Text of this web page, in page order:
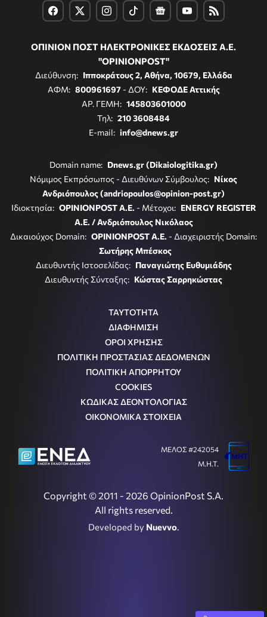
ΟΠΙΝΙΟΝ ΠΟΣΤ ΗΛΕΚΤΡΟΝΙΚΕΣ ΕΚΔΟΣΕΙΣ Α.Ε.
"OPINIONPOST"
Διεύθυνση: Ιπποκράτους 2, Αθήνα, 10679, Ελλάδα
ΑΦΜ: 800961697- ΔΟΥ: ΚΕΦΟΔΕ Αττικής
ΑΡ. ΓΕΜΗ: 145803601000
Τηλ: 210 3608484
E-mail: info@dnews.gr
Domain name: Dnews.gr (Dikaiologitika.gr)
Νόμιμος Εκπρόσωπος - Διευθύνων Σύμβουλος: Νίκος
Ανδριόπουλος (andriopoulos@opinion-post.gr)
Ιδιοκτησία: OPINIONPOST A.E. - Μέτοχοι: ENERGY REGISTER
Α.Ε. / Ανδριόπουλος Νικόλαος
Δικαιούχος Domain: OPINIONPOST A.E. - Διαχειριστής Domain:
Σωτήρης Μπέσκος
Διευθυντής Ιστοσελίδας: Παναγιώτης Ευθυμιάδης
Διευθυντής Σύνταξης: Κώστας Σαρρηκώστας
ΤΑΥΤΟΤΗΤΑ
ΔΙΑΦΗΜΙΣΗ
ΟΡΟΙ ΧΡΗΣΗΣ
ΠΟΛΙΤΙΚΗ ΠΡΟΣΤΑΣΙΑΣ ΔΕΔΟΜΕΝΩΝ
ΠΟΛΙΤΙΚΗ ΑΠΟΡΡΗΤΟΥ
COOKIES
ΚΩΔΙΚΑΣ ΔΕΟΝΤΟΛΟΓΙΑΣ
ΟΙΚΟΝΟΜΙΚΑ ΣΤΟΙΧΕΙΑ
Copyright © 2011 - 2026 OpinionPost S.A.
All rights reserved.
Developed by Nuevvo.
ΜΕΛΟΣ #242054
Μ.Η.Τ.